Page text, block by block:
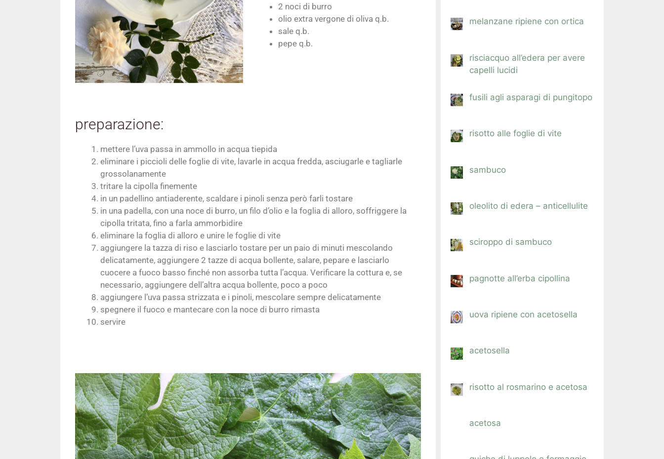
2 noci di burro
olio extra vergone di oliva q.b.
sale q.b.
pepe q.b.
preparazione:
mettere l’uva passa in ammollo in acqua tiepida
eliminare i piccioli delle foglie di vite, lavarle in acqua fredda, asciugarle e tagliarle
grossolanamente
tritare la cipolla finemente
in un padellino antiaderente, scaldare i pinoli senza però farli tostare
in una padella, con una noce di burro, un filo d’olio e la foglia di alloro, soffriggere la
cipolla tritata, fino a farla ammorbidire
eliminare la foglia di alloro e unire le foglie di vite
aggiungere la tazza di riso e lasciarlo tostare per un paio di minuti mescolando
delicatamente, aggiungere 2 tazze di acqua bollente, salare, pepare e lasciarlo
cuocere a fuoco basso finché non assorba tutta l’acqua. Verificare la cottura e, se
necessario, aggiungere dell’altra acqua bollente, poco a poco
aggiungere l’uva passa strizzata e i pinoli, mescolare sempre delicatamente
spegnere il fuoco e mantecare con la noce di burro rimasta
servire
melanzane ripiene con ortica
risciacquo all’edera per avere
capelli lucidi
fusili agli asparagi di pungitopo
risotto alle foglie di vite
sambuco
oleolito di edera – anticellulite
sciroppo di sambuco
pagnotte all’erba cipollina
uova ripiene con acetosella
acetosella
risotto al rosmarino e acetosa
acetosa